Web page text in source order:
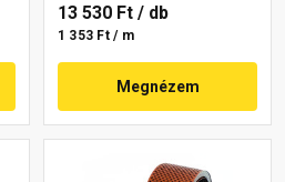
13 530 Ft / db
1 353 Ft / m
Megnézem